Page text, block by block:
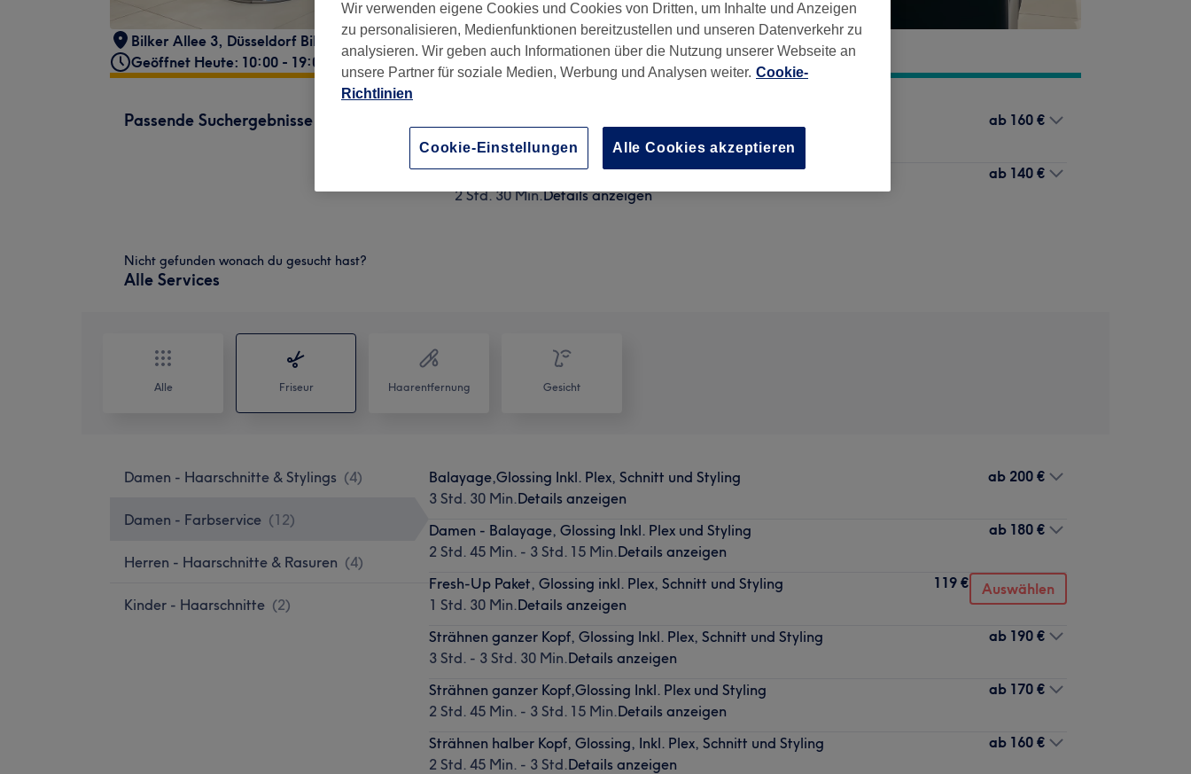
Bilker Allee 3, Düsseldorf Bilk Unterbilk, 40219
Geöffnet Heute: 10:00 - 19:00
Passende Suchergebnisse
2 Std. 45 Min. - 3 Std.
Details anzeigen
ab 160 €
Damen - Strähnen halber Kopf, Glossing, Inkl. Plex und Styling
2 Std. 30 Min.Details anzeigen
ab 140 €
Nicht gefunden wonach du gesucht hast?
Alle Services
Alle Friseur Haarentfernung Gesicht
Damen - Haarschnitte & Stylings (4)
Damen - Farbservice (12)
Herren - Haarschnitte & Rasuren (4)
Kinder - Haarschnitte (2)
Balayage,Glossing Inkl. Plex, Schnitt und Styling
3 Std. 30 Min.Details anzeigen
ab 200 €
Damen - Balayage, Glossing Inkl. Plex und Styling
2 Std. 45 Min. - 3 Std. 15 Min.Details anzeigen
ab 180 €
Fresh-Up Paket, Glossing inkl. Plex, Schnitt und Styling
1 Std. 30 Min.Details anzeigen
119 € Auswählen
Strähnen ganzer Kopf, Glossing Inkl. Plex, Schnitt und Styling
3 Std. - 3 Std. 30 Min.Details anzeigen
ab 190 €
Strähnen ganzer Kopf,Glossing Inkl. Plex und Styling
2 Std. 45 Min. - 3 Std. 15 Min.Details anzeigen
ab 170 €
Strähnen halber Kopf, Glossing, Inkl. Plex, Schnitt und Styling
2 Std. 45 Min. - 3 Std.Details anzeigen
ab 160 €
Wir verwenden eigene Cookies und Cookies von Dritten, um Inhalte und Anzeigen
zu personalisieren, Medienfunktionen bereitzustellen und unseren Datenverkehr zu
analysieren. Wir geben auch Informationen über die Nutzung unserer Webseite an
unsere Partner für soziale Medien, Werbung und Analysen weiter. Cookie-
Richtlinien
Cookie-Einstellungen Alle Cookies akzeptieren